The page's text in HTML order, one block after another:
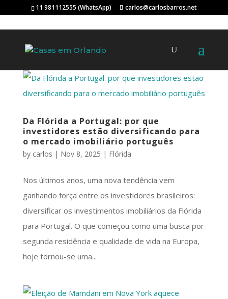
11 981112555 (WhatsApp) carlos@carlosbarros.net
Da Flórida a Portugal: por que
investidores estão diversificando para
o mercado imobiliário português
by carlos | Nov 8, 2025 | Flórida
Nos últimos anos, uma nova tendência vem
ganhando força entre os investidores brasileiros:
diversificar os investimentos imobiliários da Flórida
para Portugal. O que começou como uma busca por
segunda residência e qualidade de vida na Europa,
hoje tornou-se uma...